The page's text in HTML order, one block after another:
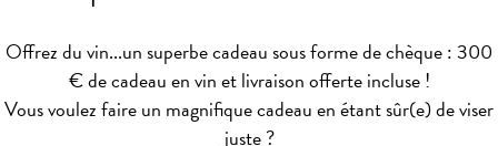
Offrez du vin...un superbe cadeau sous forme de chèque : 300
€ de cadeau en vin et livraison offerte incluse !
Vous voulez faire un magnifique cadeau en étant sûr(e) de viser
juste ?